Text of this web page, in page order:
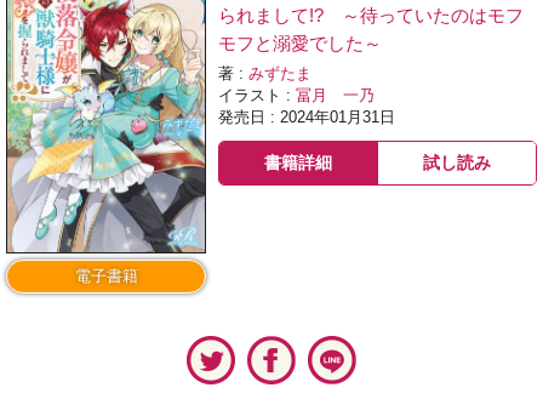
電子書籍
られまして!? ～待っていたのはモフ
モフと溺愛でした～
著 :みずたま
イラスト :冨月 一乃
発売日 : 2024年01月31日
書籍詳細 試し読み